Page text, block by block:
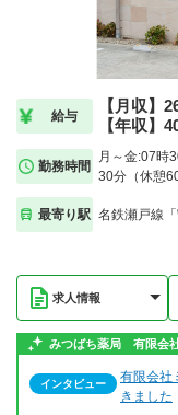
給与
【月収】
【年収】
勤務時間
月～金:07時
30分（休憩60
最寄り駅 名鉄瀬戸線
求人情報
みつばち薬局 有限会
インタビュー
有限会社
きました